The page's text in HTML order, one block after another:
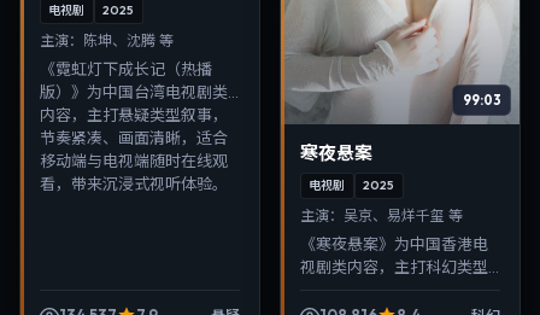
电视剧 2025
主演： 陈坤、沈腾 等
《霓虹灯下成长记（热播
版）》为中国台湾电视剧类
内容，主打悬疑类型叙事，
节奏紧凑、画面清晰，适合
移动端与电视端随时在线观
看，带来沉浸式视听体验。
99:03
寒夜悬案
电视剧 2025
主演： 吴京、易烊千玺 等
《寒夜悬案》为中国香港电
视剧类内容，主打科幻类型